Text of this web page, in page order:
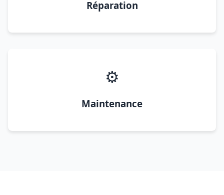
Réparation
⚙️
Maintenance